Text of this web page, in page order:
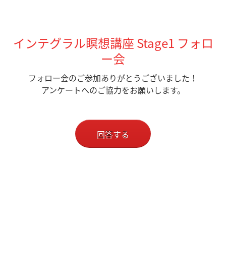
インテグラル瞑想講座 Stage1 フォロ
ー会
フォロー会のご参加ありがとうございました！
アンケートへのご協力をお願いします。
回答する